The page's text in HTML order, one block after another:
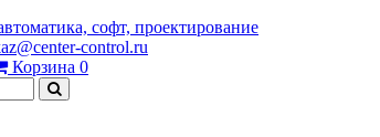
control.ru
Корзина 0